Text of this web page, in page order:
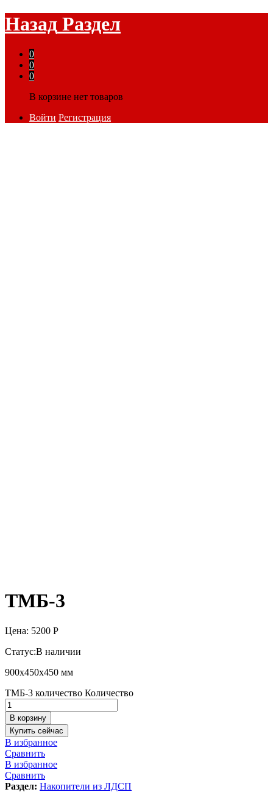
Назад Раздел
0
0
0
В корзине нет товаров
Войти Регистрация
ТМБ-3
Цена: 5200 Р
Статус:В наличии
900х450х450 мм
ТМБ-3 количество Количество
В корзину
Купить сейчас
В избранное
Сравнить
В избранное
Сравнить
Раздел: Накопители из ЛДСП